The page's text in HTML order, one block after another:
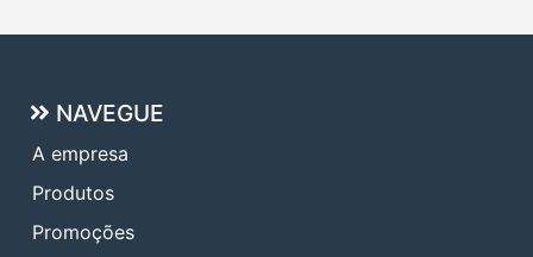
NAVEGUE
A empresa
Produtos
Promoções